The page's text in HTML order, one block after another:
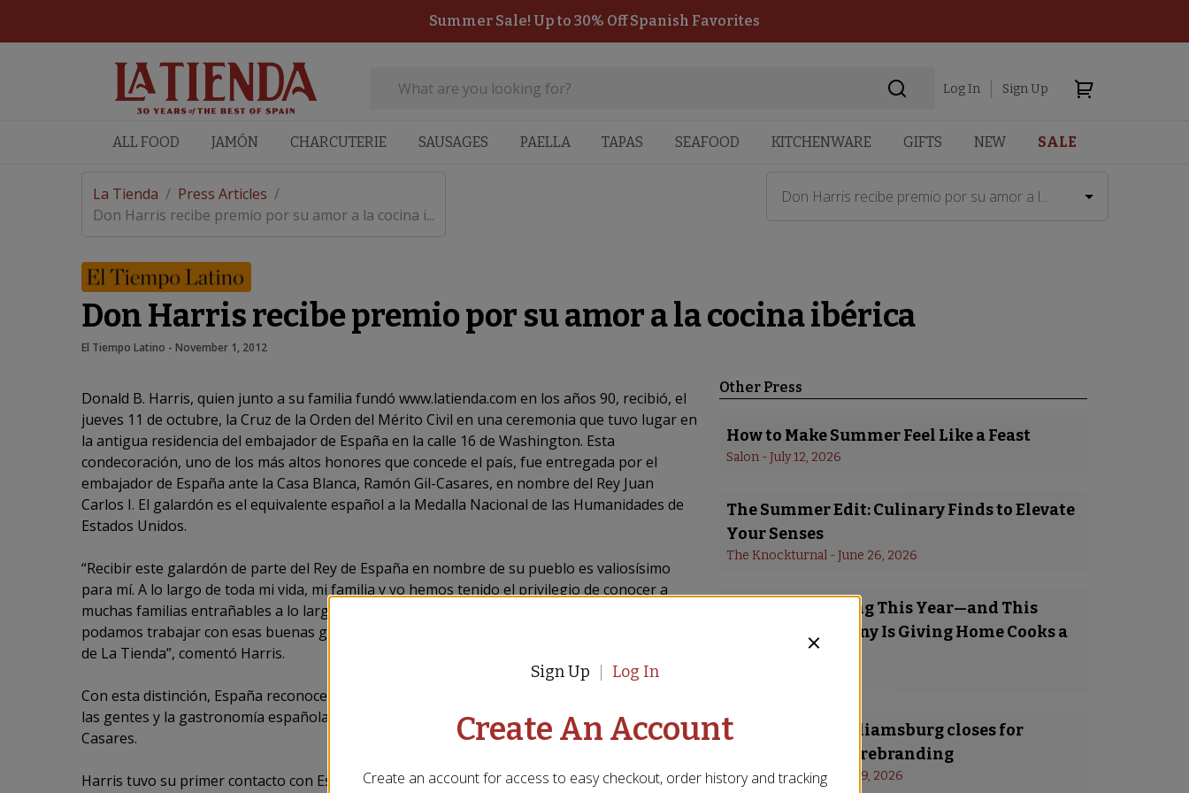
Summer Sale! Up to 30% Off Spanish Favorites
Log In Sign Up
ALL FOOD JAMÓN CHARCUTERIE SAUSAGES PAELLA TAPAS SEAFOOD KITCHENWARE GIFTS NEW SALE
La Tienda / Press Articles /
Don Harris recibe premio por su amor a la cocina i...
Don Harris recibe premio por su amor a l...
Don Harris recibe premio por su amor a la cocina ibérica
El Tiempo Latino - November 1, 2012
Donald B. Harris, quien junto a su familia fundó www.latienda.com en los años 90, recibió, el
jueves 11 de octubre, la Cruz de la Orden del Mérito Civil en una ceremonia que tuvo lugar en
la antigua residencia del embajador de España en la calle 16 de Washington. Esta
condecoración, uno de los más altos honores que concede el país, fue entregada por el
embajador de España ante la Casa Blanca, Ramón Gil-Casares, en nombre del Rey Juan
Carlos I. El galardón es el equivalente español a la Medalla Nacional de las Humanidades de
Estados Unidos.
“Recibir este galardón de parte del Rey de España en nombre de su pueblo es valiosísimo
para mí. A lo largo de toda mi vida, mi familia y yo hemos tenido el privilegio de conocer a
muchas familias entrañables a lo largo y ancho de España. Estoy muy agradecido de que
podamos trabajar con esas buenas gentes y hacer honor a su tradiciones artesanas a través
de La Tienda”, comentó Harris.
Con esta distinción, España reconoce la labor de Harris a la hora de promocionar la cultura,
las gentes y la gastronomía españolas en Estados Unidos, expresó el embajador Ramón Gil-
Casares.
Harris tuvo su primer contacto con España en 1965, cuando era un joven capellán de la
Other Press
How to Make Summer Feel Like a Feast
Salon - July 12, 2026
The Summer Edit: Culinary Finds to Elevate
Your Senses
The Knockturnal - June 26, 2026
Paella Is Trending This Year—and This
Gourmet Company Is Giving Home Cooks a
Reason to Try It
La Tienda in Williamsburg closes for
remodeling and rebranding
WAVY News - January 19, 2026
Sign Up Log In
Create An Account
Create an account for access to easy checkout, order history and tracking